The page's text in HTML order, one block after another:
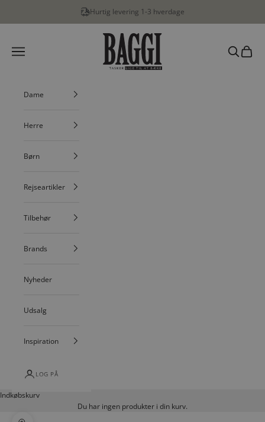
Hurtig levering 1-3 hverdage
BAGGI
Menu
Søg
Dame
Herre
Børn
Rejseartikler
Tilbehør
Brands
Nyheder
Udsalg
Inspiration
LOG PÅ
Indkøbskurv
Du har ingen produkter i din kurv.